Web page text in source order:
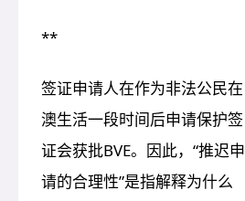
**
签证申请人在作为非法公民在
澳生活一段时间后申请保护签
证会获批BVE。因此，“推迟申
请的合理性”是指解释为什么